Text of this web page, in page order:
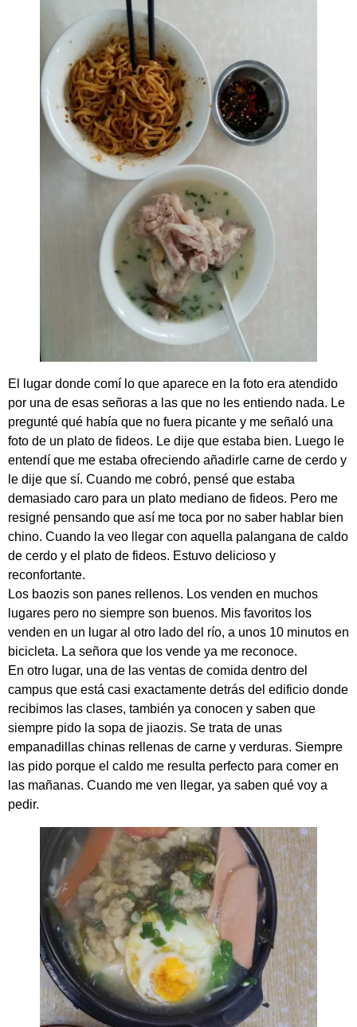
El lugar donde comí lo que aparece en la foto era atendido
por una de esas señoras a las que no les entiendo nada. Le
pregunté qué había que no fuera picante y me señaló una
foto de un plato de fideos. Le dije que estaba bien. Luego le
entendí que me estaba ofreciendo añadirle carne de cerdo y
le dije que sí. Cuando me cobró, pensé que estaba
demasiado caro para un plato mediano de fideos. Pero me
resigné pensando que así me toca por no saber hablar bien
chino. Cuando la veo llegar con aquella palangana de caldo
de cerdo y el plato de fideos. Estuvo delicioso y
reconfortante.
Los baozis son panes rellenos. Los venden en muchos
lugares pero no siempre son buenos. Mis favoritos los
venden en un lugar al otro lado del río, a unos 10 minutos en
bicicleta. La señora que los vende ya me reconoce.
En otro lugar, una de las ventas de comida dentro del
campus que está casi exactamente detrás del edificio donde
recibimos las clases, también ya conocen y saben que
siempre pido la sopa de jiaozis. Se trata de unas
empanadillas chinas rellenas de carne y verduras. Siempre
las pido porque el caldo me resulta perfecto para comer en
las mañanas. Cuando me ven llegar, ya saben qué voy a
pedir.